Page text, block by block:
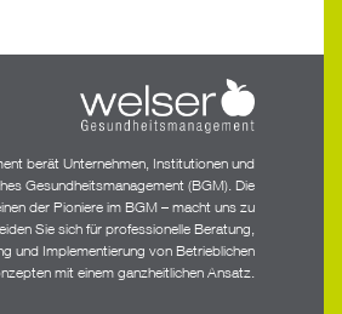
berät Unternehmen, Institutionen und
Gesundheitsmanagement (BGM). Die
der Pioniere im BGM – macht uns zu
Sie sich für professionelle Beratung,
und Implementierung von Betrieblichen
mit einem ganzheitlichen Ansatz.